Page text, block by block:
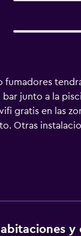
fumadores
junto a la
gratis en las
Otras
de temporada y
Las Truchas
navegar por la
y